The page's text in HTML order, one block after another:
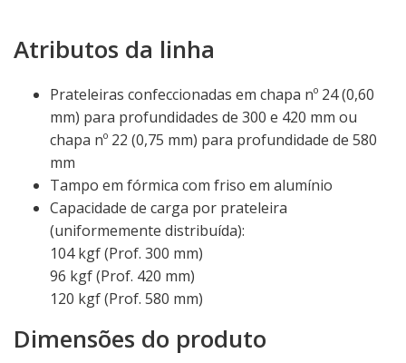
Atributos da linha
Prateleiras confeccionadas em chapa nº 24 (0,60
mm) para profundidades de 300 e 420 mm ou
chapa nº 22 (0,75 mm) para profundidade de 580
mm
Tampo em fórmica com friso em alumínio
Capacidade de carga por prateleira
(uniformemente distribuída):
104 kgf (Prof. 300 mm)
96 kgf (Prof. 420 mm)
120 kgf (Prof. 580 mm)
Dimensões do produto